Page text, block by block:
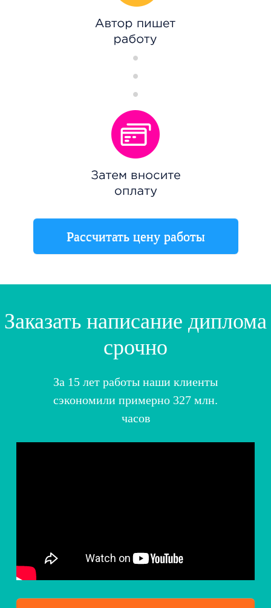
Рассчитать цену работы
Заказать написание диплома
срочно
За 15 лет работы наши клиенты
сэкономили примерно 327 млн.
часов